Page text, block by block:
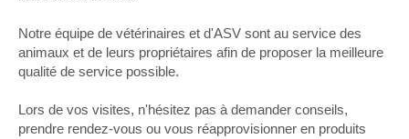
Notre équipe de vétérinaires et d'ASV sont au service des
animaux et de leurs propriétaires afin de proposer la meilleure
qualité de service possible.
Lors de vos visites, n'hésitez pas à demander conseils,
prendre rendez-vous ou vous réapprovisionner en produits